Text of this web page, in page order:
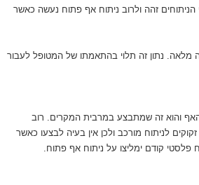
זהה ולרוב ניתוח אף פתוח נעשה כאשר
מלאה. נתון זה תלוי בהתאמתו של המטופל לעבור
האף והוא זה שמתבצע במרבית המקרים. רוב
לניתוח מורכב ולכן אין בעיה לבצעו כאשר
קודם ימליצו על ניתוח אף פתוח.